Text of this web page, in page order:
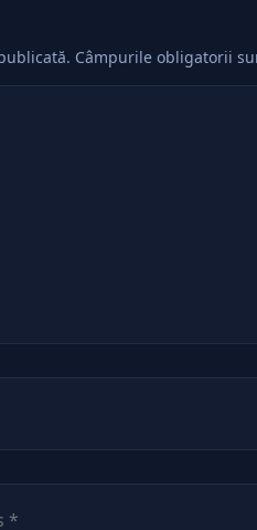
Câmpurile obligatorii